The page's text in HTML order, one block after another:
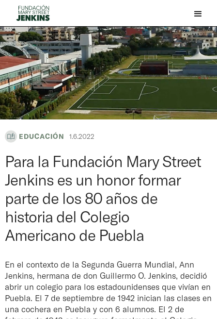
EDUCACIÓN 1.6.2022
Para la Fundación Mary Street
Jenkins es un honor formar
parte de los 80 años de
historia del Colegio
Americano de Puebla
En el contexto de la Segunda Guerra Mundial, Ann
Jenkins, hermana de don Guillermo O. Jenkins, decidió
abrir un colegio para los estadounidenses que vivían en
Puebla. El 7 de septiembre de 1942 inician las clases en
una cochera en Puebla y con 6 alumnos. El 2 de